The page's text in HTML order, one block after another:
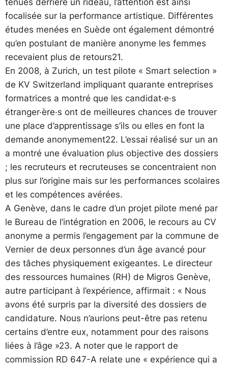
focalisée sur la performance artistique. Différentes
études menées en Suède ont également démontré
qu’en postulant de manière anonyme les femmes
recevaient plus de retours21.
En 2008, à Zurich, un test pilote « Smart selection »
de KV Switzerland impliquant quarante entreprises
formatrices a montré que les candidat·e·s
étranger·ère·s ont de meilleures chances de trouver
une place d’apprentissage s’ils ou elles en font la
demande anonymement22. L’essai réalisé sur un an
a montré une évaluation plus objective des dossiers
; les recruteurs et recruteuses se concentraient non
plus sur l’origine mais sur les performances scolaires
et les compétences avérées.
A Genève, dans le cadre d’un projet pilote mené par
le Bureau de l’intégration en 2006, le recours au CV
anonyme a permis l’engagement par la commune de
Vernier de deux personnes d’un âge avancé pour
des tâches physiquement exigeantes. Le directeur
des ressources humaines (RH) de Migros Genève,
autre participant à l’expérience, affirmait : « Nous
avons été surpris par la diversité des dossiers de
candidature. Nous n’aurions peut-être pas retenu
certains d’entre eux, notamment pour des raisons
liées à l’âge »23. A noter que le rapport de
commission RD 647-A relate une « expérience qui a